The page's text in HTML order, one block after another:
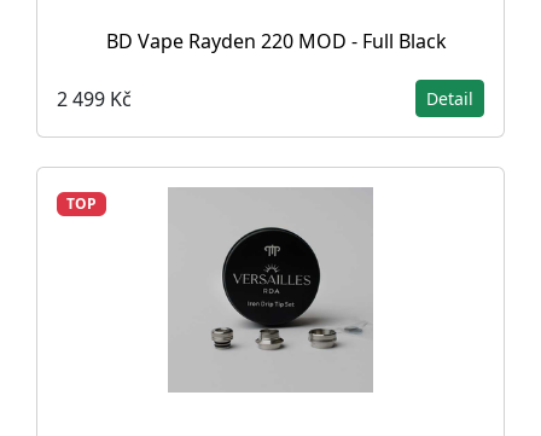
BD Vape Rayden 220 MOD - Full Black
2 499 Kč Detail
TOP